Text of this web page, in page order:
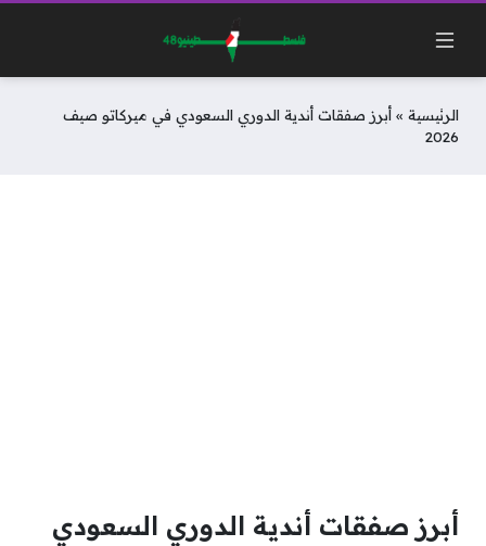
الرئيسية » أبرز صفقات أندية الدوري السعودي في ميركاتو صيف
2026
أبرز صفقات أندية الدوري السعودي